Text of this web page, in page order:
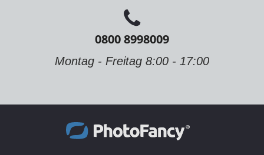
0800 8998009
Montag - Freitag 8:00 - 17:00